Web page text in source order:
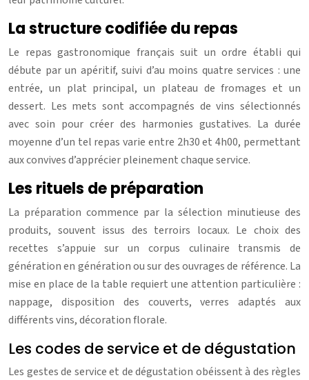
La structure codifiée du repas
Le repas gastronomique français suit un ordre établi qui
débute par un apéritif, suivi d’au moins quatre services : une
entrée, un plat principal, un plateau de fromages et un
dessert. Les mets sont accompagnés de vins sélectionnés
avec soin pour créer des harmonies gustatives. La durée
moyenne d’un tel repas varie entre 2h30 et 4h00, permettant
aux convives d’apprécier pleinement chaque service.
Les rituels de préparation
La préparation commence par la sélection minutieuse des
produits, souvent issus des terroirs locaux. Le choix des
recettes s’appuie sur un corpus culinaire transmis de
génération en génération ou sur des ouvrages de référence. La
mise en place de la table requiert une attention particulière :
nappage, disposition des couverts, verres adaptés aux
différents vins, décoration florale.
Les codes de service et de dégustation
Les gestes de service et de dégustation obéissent à des règles